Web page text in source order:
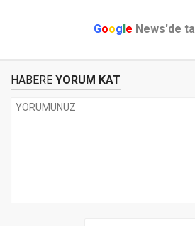
Google News'de
HABERE YORUM KAT